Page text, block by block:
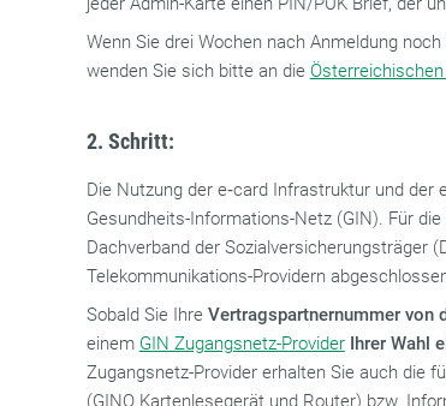
Wenn Sie drei Wochen nach Anmeldung
wenden Sie sich bitte an die
2. Schritt:
Die Nutzung der e‑card Infrastruktur und
Gesundheits-Informations-Netz (GIN). Für
Dachverband der Sozialversicherungsträger
Telekommunikations-Providern
Sobald Sie Ihre Vertragspartnernummer von
einem GIN Zugangsnetz-ProviderIhrer Wahl
Zugangsnetz-Provider erhalten Sie auch die
(GINO Kartenlesegerät und Router) bzw.